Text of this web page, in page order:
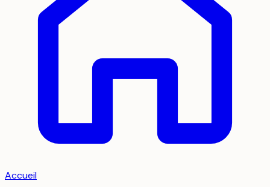
Accueil